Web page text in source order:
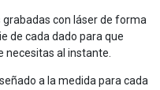
grabadas con láser de forma
de cada dado para que
necesitas al instante.
a la medida para cada